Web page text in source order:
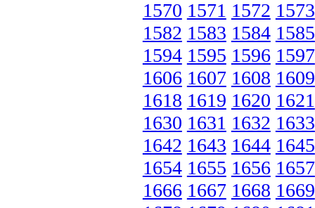
1570 1571 1572 1573
1582 1583 1584 1585
1594 1595 1596 1597
1606 1607 1608 1609
1618 1619 1620 1621
1630 1631 1632 1633
1642 1643 1644 1645
1654 1655 1656 1657
1666 1667 1668 1669